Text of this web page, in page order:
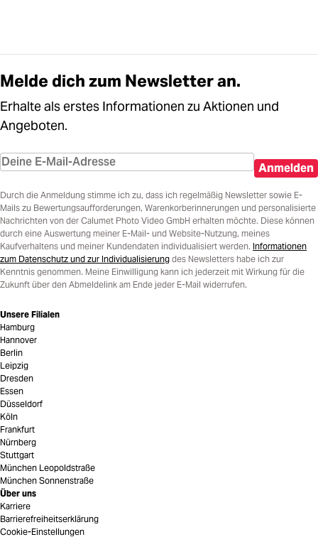
Melde dich zum Newsletter an.
Erhalte als erstes Informationen zu Aktionen und
Angeboten.
Anmelden
Durch die Anmeldung stimme ich zu, dass ich regelmäßig Newsletter sowie E-
Mails zu Bewertungsaufforderungen, Warenkorberinnerungen und personalisierte
Nachrichten von der Calumet Photo Video GmbH erhalten möchte. Diese können
durch eine Auswertung meiner E-Mail- und Website-Nutzung, meines
Kaufverhaltens und meiner Kundendaten individualisiert werden. Informationen
zum Datenschutz und zur Individualisierung des Newsletters habe ich zur
Kenntnis genommen. Meine Einwilligung kann ich jederzeit mit Wirkung für die
Zukunft über den Abmeldelink am Ende jeder E-Mail widerrufen.
Unsere Filialen
Hamburg
Hannover
Berlin
Leipzig
Dresden
Essen
Düsseldorf
Köln
Frankfurt
Nürnberg
Stuttgart
München Leopoldstraße
München Sonnenstraße
Über uns
Karriere
Barrierefreiheitserklärung
Cookie-Einstellungen